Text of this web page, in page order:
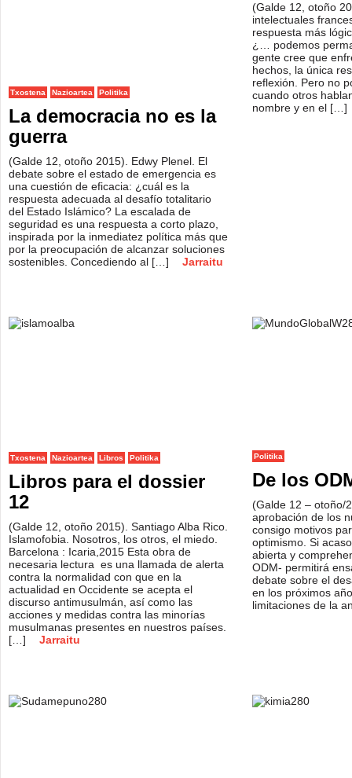
Txostena Nazioartea Politika
La democracia no es la
guerra
(Galde 12, otoño 2015). Edwy Plenel. El
debate sobre el estado de emergencia es
una cuestión de eficacia: ¿cuál es la
respuesta adecuada al desafío totalitario
del Estado Islámico? La escalada de
seguridad es una respuesta a corto plazo,
inspirada por la inmediatez política más que
por la preocupación de alcanzar soluciones
sostenibles. Concediendo al […]
Jarraitu
(Galde 12, otoño
intelectuales
respuesta más
¿… podemos
gente cree que
hechos, la única
reflexión. Pero no
cuando otros
nombre y en el […]
Txostena Nazioartea Libros Politika
Libros para el dossier
12
(Galde 12, otoño 2015). Santiago Alba Rico.
Islamofobia. Nosotros, los otros, el miedo.
Barcelona : Icaria,2015 Esta obra de
necesaria lectura es una llamada de alerta
contra la normalidad con que en la
actualidad en Occidente se acepta el
discurso antimusulmán, así como las
acciones y medidas contra las minorías
musulmanas presentes en nuestros países.
[…]
Jarraitu
Politika
De los
(Galde 12 – otoño/
aprobación de los
consigo motivos
optimismo. Si
abierta y
ODM- permitirá
debate sobre el
en los próximos
limitaciones de la